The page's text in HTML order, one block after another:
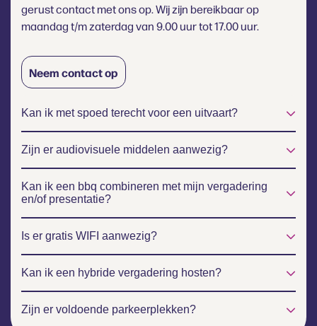
gerust contact met ons op. Wij zijn bereikbaar op
maandag t/m zaterdag van 9.00 uur tot 17.00 uur.
Neem contact op
Kan ik met spoed terecht voor een uitvaart?
Zijn er audiovisuele middelen aanwezig?
Kan ik een bbq combineren met mijn vergadering
en/of presentatie?
Is er gratis WIFI aanwezig?
Kan ik een hybride vergadering hosten?
Zijn er voldoende parkeerplekken?